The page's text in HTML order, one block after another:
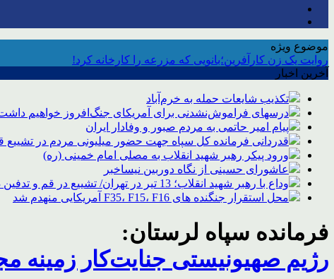
موضوع ویژه
روایت یک زن کارآفرین؛بانویی که مزرعه را کارخانه کرد!
آخرین اخبار
تکذیب شایعات حمله به خرم‌آباد
درسهای فراموش‌نشدنی برای آمریکای جنگ‌افروز خواهیم
پیام امیر حاتمی به مردم صبور و وفادار ایران
قدردانی فرمانده کل سپاه جهت حضور میلیونی مردم در تشییع
ورود پیکر رهبر شهید انقلاب به مصلی امام خمینی (ره)
عاشورای حسینی از نگاه دوربین نیساخبر
وداع با رهبر شهید انقلاب؛ 13 تیر در تهران/ تشییع در قم و تدفین در مشهد
محل استقرار جنگنده های F35، F15، F16 آمریکایی منهدم شد
فرمانده سپاه لرستان:
رژیم صهیونیستی جنایت‌کار زمینه